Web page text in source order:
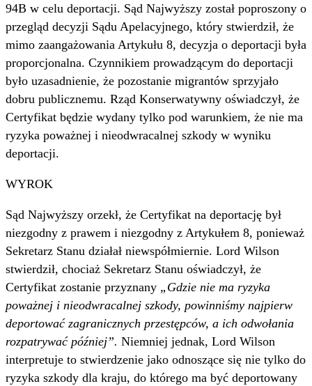
94B w celu deportacji. Sąd Najwyższy został poproszony o
przegląd decyzji Sądu Apelacyjnego, który stwierdził, że
mimo zaangażowania Artykułu 8, decyzja o deportacji była
proporcjonalna. Czynnikiem prowadzącym do deportacji
było uzasadnienie, że pozostanie migrantów sprzyjało
dobru publicznemu. Rząd Konserwatywny oświadczył, że
Certyfikat będzie wydany tylko pod warunkiem, że nie ma
ryzyka poważnej i nieodwracalnej szkody w wyniku
deportacji.
WYROK
Sąd Najwyższy orzekł, że Certyfikat na deportację był
niezgodny z prawem i niezgodny z Artykułem 8, ponieważ
Sekretarz Stanu działał niewspółmiernie. Lord Wilson
stwierdził, chociaż Sekretarz Stanu oświadczył, że
Certyfikat zostanie przyznany „Gdzie nie ma ryzyka
poważnej i nieodwracalnej szkody, powinniśmy najpierw
deportować zagranicznych przestępców, a ich odwołania
rozpatrywać później”. Niemniej jednak, Lord Wilson
interpretuje to stwierdzenie jako odnoszące się nie tylko do
ryzyka szkody dla kraju, do którego ma być deportowany